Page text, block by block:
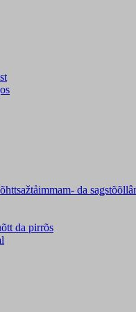
õhttsažtåimmam- da
da pirrõs